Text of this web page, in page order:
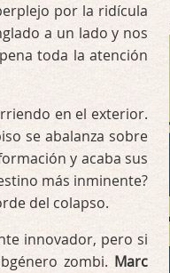
por la ridícula
a un lado y nos
toda la atención
en el exterior.
se abalanza sobre
y acaba sus
más inminente?
del colapso.
innovador, pero si
zombi. Marc